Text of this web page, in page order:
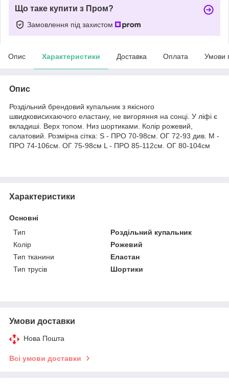
Що таке купити з Пром?
Замовлення під захистом
Опис Характеристики Доставка Оплата Умови
Опис
Роздільний брендовий купальник з якісного
швидковисихаючого еластану, не вигоряння на сонці. У ліфі є
вкладиші. Верх топом. Низ шортиками. Колір рожевий,
салатовий. Розмірна сітка: S - ПРО 70-98см. ОГ 72-93 див. M -
ПРО 74-106см. ОГ 75-98см L - ПРО 85-112см. ОГ 80-104см
Характеристики
Основні
Тип
Роздільний купальник
Колір
Рожевий
Тип тканини
Еластан
Тип трусів
Шортики
Умови доставки
Нова Пошта
Всі умови доставки